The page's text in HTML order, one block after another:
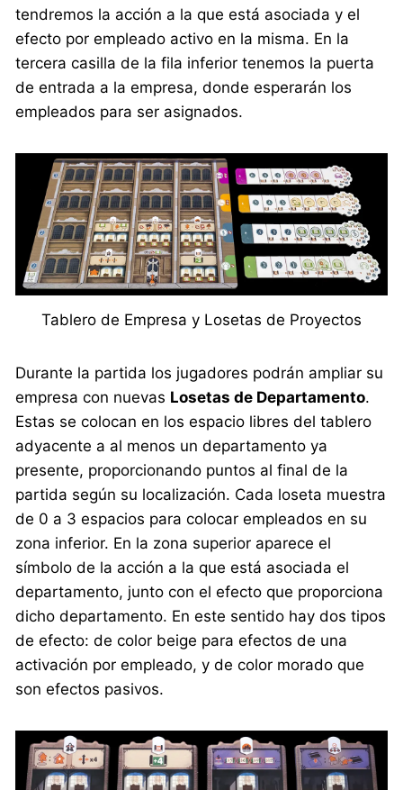
tendremos la acción a la que está asociada y el
efecto por empleado activo en la misma. En la
tercera casilla de la fila inferior tenemos la puerta
de entrada a la empresa, donde esperarán los
empleados para ser asignados.
Tablero de Empresa y Losetas de Proyectos
Durante la partida los jugadores podrán ampliar su
empresa con nuevas Losetas de Departamento.
Estas se colocan en los espacio libres del tablero
adyacente a al menos un departamento ya
presente, proporcionando puntos al final de la
partida según su localización. Cada loseta muestra
de 0 a 3 espacios para colocar empleados en su
zona inferior. En la zona superior aparece el
símbolo de la acción a la que está asociada el
departamento, junto con el efecto que proporciona
dicho departamento. En este sentido hay dos tipos
de efecto: de color beige para efectos de una
activación por empleado, y de color morado que
son efectos pasivos.